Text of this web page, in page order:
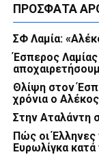
ΠΡΌΣΦΑΤΑ
ΣΦ Λαμία:
Έσπερος Λαμίας
Θλίψη στον
χρόνια ο
Στην Αταλάντη
Πώς οι Έλληνες
Ευρωλίγκα κατά